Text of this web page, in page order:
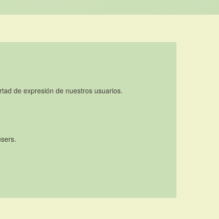
de expresión de nuestros usuarios.